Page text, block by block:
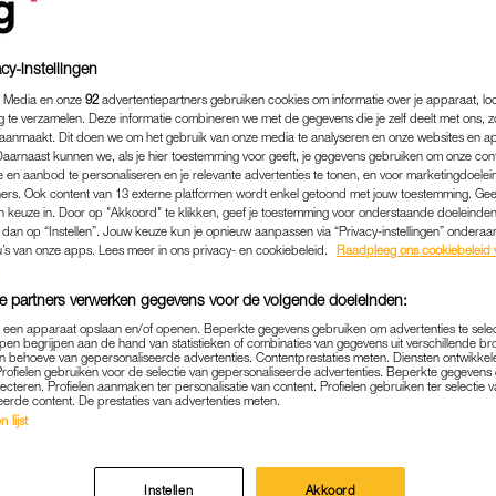
(17) SCHRIJFT OVER
EN ZUSJE: 'HET IS
MAAR DAT IS NIET ERG'
BIJZONDER
van den Ende verloor in vier jaar tijd twee
instellingen
en onze 92 advertentiepartners gebruiken cookies om informatie over je apparaat,
te verzamelen. Deze informatie combineren we met de gegevens die je zelf deelt met ons,
Dit doen we om het gebruik van onze media te analyseren en onze websites en
kunnen we, als je hier toestemming voor geeft, je gegevens gebruiken om onze
en aanbod te personaliseren en je relevante advertenties te tonen, en voor
Ook content van 13 externe platformen wordt enkel getoond met jouw toestemming.
keuze in. Door op "Akkoord" te klikken, geef je toestemming voor onderstaande
op “Instellen”. Jouw keuze kun je opnieuw aanpassen via “Privacy-instellingen”
van onze apps. Lees meer in ons privacy- en cookiebeleid.
Raadpleeg ons cookiebeleid
partners verwerken gegevens voor de volgende doeleinden:
apparaat opslaan en/of openen. Beperkte gegevens gebruiken om advertenties te
begrijpen aan de hand van statistieken of combinaties van gegevens uit verschillende
behoeve van gepersonaliseerde advertenties. Contentprestaties meten. Diensten
gebruiken voor de selectie van gepersonaliseerde advertenties. Beperkte
Profielen aanmaken ter personalisatie van content. Profielen gebruiken ter selectie
content. De prestaties van advertenties meten.
lijst
Instellen Akkoord